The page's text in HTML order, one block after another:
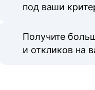
под ваши
Получите
и откликов на